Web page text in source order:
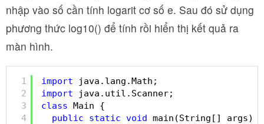
nhập vào số cần tính logarit cơ số e. Sau đó sử dụng
phương thức log10() để tính rồi hiển thị kết quả ra
màn hình.
1
2
3
4
import
java.lang.Math;
import
java.util.Scanner;
class Main {
public
static void main(String[] args) {